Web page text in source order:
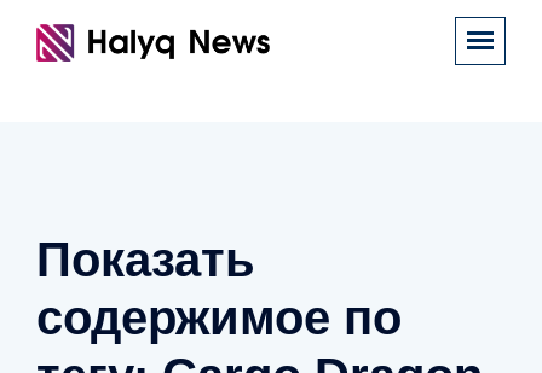
Показать
содержимое по